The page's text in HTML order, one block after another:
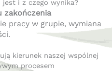
jest i z czego wynika?
zakończenia
pracy w grupie, wymiana
kierunek naszej wspólnej
procesem